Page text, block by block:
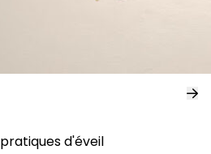
pratiques d'éveil